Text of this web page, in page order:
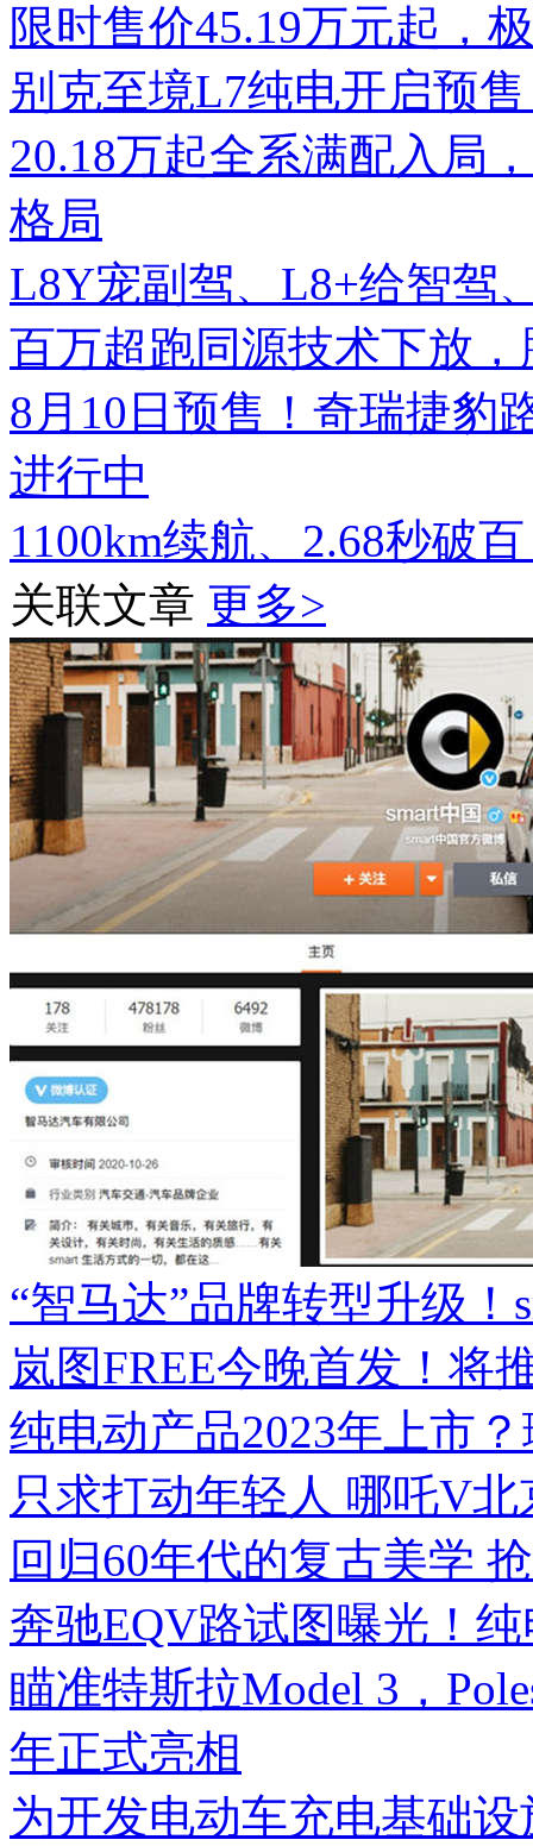
限时售价45.19万元起，
别克至境L7纯电开启预
20.18万起全系满配入局
格局
L8Y宠副驾、L8+给智驾
百万超跑同源技术下放
8月10日预售！奇瑞捷豹
进行中
1100km续航、2.68秒破
关联文章 更多>
“智马达”品牌转型升级！
岚图FREE今晚首发！将
纯电动产品2023年上市
只求打动年轻人 哪吒V
回归60年代的复古美学
奔驰EQV路试图曝光！
瞄准特斯拉Model 3，
年正式亮相
为开发电动车充电基础